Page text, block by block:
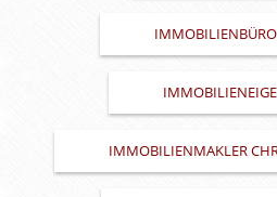
IMMOBILIENMAKLER